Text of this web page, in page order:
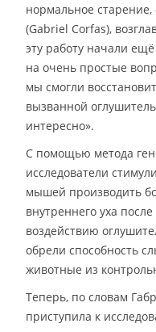
нормальное
(Gabriel Corfas),
эту работу начали
на очень простые
мы смогли
вызванной
интересно».
С помощью метода
исследователи
мышей производить
внутреннего уха
воздействию
обрели способность
животные из
Теперь, по словам
приступила к